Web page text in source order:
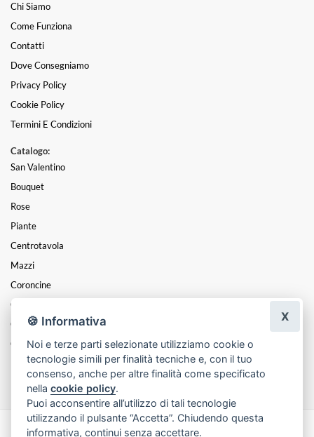
Chi Siamo
Come Funziona
Contatti
Dove Consegniamo
Privacy Policy
Cookie Policy
Termini E Condizioni
Catalogo:
San Valentino
Bouquet
Rose
Piante
Centrotavola
Mazzi
Coroncine
Composizioni
Cesti
Cuori
Funebre
🍪 Informativa
Noi e terze parti selezionate utilizziamo cookie o
tecnologie simili per finalità tecniche e, con il tuo
consenso, anche per altre finalità come specificato
nellacookie policy.
Puoi acconsentire all’utilizzo di tali tecnologie
utilizzando il pulsante “Accetta”. Chiudendo questa
informativa, continui senza accettare.
X